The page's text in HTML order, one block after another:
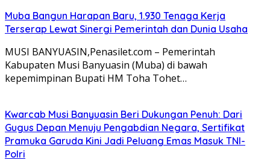
Muba Bangun Harapan Baru, 1.930 Tenaga Kerja
Terserap Lewat Sinergi Pemerintah dan Dunia Usaha
MUSI BANYUASIN,Penasilet.com – Pemerintah
Kabupaten Musi Banyuasin (Muba) di bawah
kepemimpinan Bupati HM Toha Tohet…
Kwarcab Musi Banyuasin Beri Dukungan Penuh: Dari
Gugus Depan Menuju Pengabdian Negara, Sertifikat
Pramuka Garuda Kini Jadi Peluang Emas Masuk TNI-
Polri